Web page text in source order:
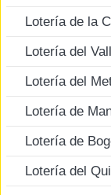
Lotería de la
Lotería del
Lotería del
Lotería de
Lotería de
Lotería del